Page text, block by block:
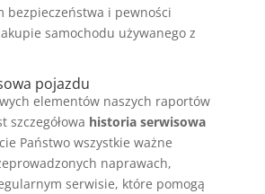
bezpieczeństwa i pewności
samochodu używanego z
pojazdu
elementów naszych raportów
szczegółowa historia serwisowa
Państwo wszystkie ważne
naprawach,
serwisie, które pomogą